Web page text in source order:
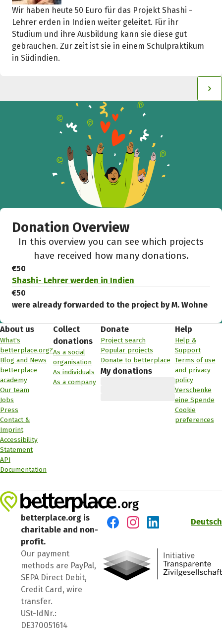
Wir haben heute 50 Euro für das Projekt Shashi -
Lehrer erden in Indien weiter geleitet. Für ihr
Studium und ihre Ausbildung kann sie diese gut
gebrauchen. Zur zeit ist sie in einem Schulpraktikum
in Südindien.
Donation Overview
In this overview you can see which projects
have received how many donations.
€50
Shashi- Lehrer werden in Indien
€50
were already forwarded to the project by M. Wohne
Facebook WhatsApp Messenger
About us
What's
betterplace.org?
Blog and News
betterplace
academy
Our team
Jobs
Press
Contact &
Imprint
Accessibility
Statement
API
Documentation
Collect
donations
As a social
organisation
As individuals
As a company
Donate
Project search
Popular projects
Donate to betterplace
My donations
Help
Help &
Support
Terms of use
and privacy
policy
Verschenke
eine Spende
Cookie
preferences
betterplace.org is
charitable and non-
profit.
Our payment
methods are PayPal,
SEPA Direct Debit,
Credit Card, wire
transfer.
USt-IdNr.:
DE370051614
Deutsch